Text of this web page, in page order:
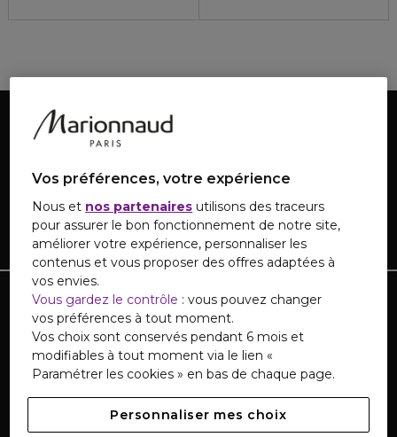
TOUTE L'ACTUALITÉ MARIONNAUD
Inscrivez-vous et découvrez nos dernières nouvelles
et promotions
S'INSCRIRE
Vos préférences, votre expérience
Nous et nos partenaires utilisons des traceurs
pour assurer le bon fonctionnement de notre site,
améliorer votre expérience, personnaliser les
contenus et vous proposer des offres adaptées à
vos envies.
Vous gardez le contrôle : vous pouvez changer
vos préférences à tout moment.
Vos choix sont conservés pendant 6 mois et
modifiables à tout moment via le lien «
Paramétrer les cookies » en bas de chaque page.
Personnaliser mes choix